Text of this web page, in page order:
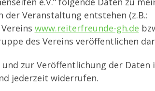
der Veranstaltung entstehen (z.B.:
www.reiterfreunde-gh.de
des Vereins veröffentlichen
zur Veröffentlichung der Daten
jederzeit widerrufen.